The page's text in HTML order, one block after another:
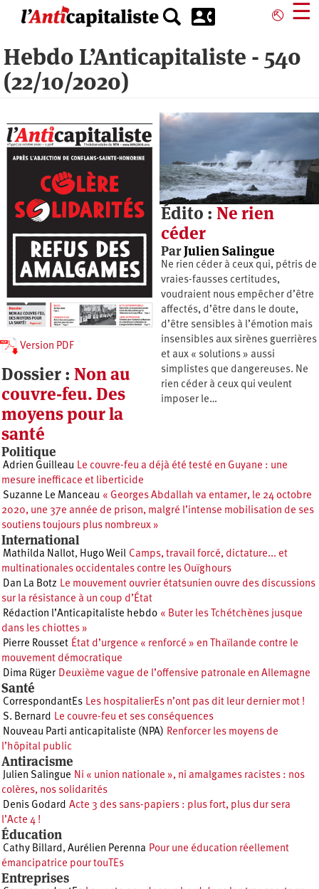
principal
⎋ ☰
Hebdo L’Anticapitaliste - 540
(22/10/2020)
Édito : Ne rien
céder
ParJulien Salingue
Ne rien céder à ceux qui, pétris de
vraies-fausses certitudes,
voudraient nous empêcher d’être
affectés, d’être dans le doute,
d’être sensibles à l’émotion mais
insensibles aux sirènes guerrières
et aux « solutions » aussi
simplistes que dangereuses. Ne
rien céder à ceux qui veulent
imposer le…
Version PDF
Dossier : Non au
couvre-feu. Des
moyens pour la
santé
Politique
Adrien Guilleau Le couvre-feu a déjà été testé en Guyane : une
mesure inefficace et liberticide
Suzanne Le Manceau « Georges Abdallah va entamer, le 24 octobre
2020, une 37e année de prison, malgré l’intense mobilisation de ses
soutiens toujours plus nombreux »
International
Mathilda Nallot, Hugo Weil Camps, travail forcé, dictature... et
multinationales occidentales contre les Ouïghours
Dan La Botz Le mouvement ouvrier étatsunien ouvre des discussions
sur la résistance à un coup d’État
Rédaction l’Anticapitaliste hebdo « Buter les Tchétchènes jusque
dans les chiottes »
Pierre Rousset État d’urgence « renforcé » en Thaïlande contre le
mouvement démocratique
Dima Rüger Deuxième vague de l’offensive patronale en Allemagne
Santé
CorrespondantEs Les hospitalierEs n’ont pas dit leur dernier mot !
S. Bernard Le couvre-feu et ses conséquences
Nouveau Parti anticapitaliste (NPA) Renforcer les moyens de
l’hôpital public
Antiracisme
Julien Salingue Ni « union nationale », ni amalgames racistes : nos
colères, nos solidarités
Denis Godard Acte 3 des sans-papiers : plus fort, plus dur sera
l’Acte 4 !
Éducation
Cathy Billard, Aurélien Perenna Pour une éducation réellement
émancipatrice pour touTEs
Entreprises